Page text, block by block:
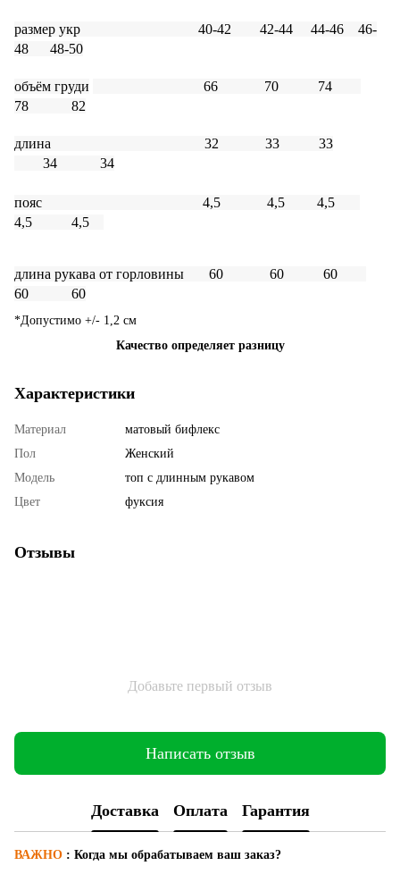
размер укр 40-42 42-44 44-46 46-
48 48-50
объём груди
66 70 74
78 82
длина 32 33 33
34 34
пояс 4,5 4,5 4,5
4,5 4,5
длина рукава от горловины 60 60 60
60 60
*Допустимо +/- 1,2 см
Качество определяет разницу
Характеристики
Материал
матовый бифлекс
Пол
Женский
Мoдель
топ с длинным рукавом
Цвет
фуксия
Отзывы
Добавьте первый отзыв
Написать отзыв
Доставка Оплата Гарантия
ВАЖНО : Когда мы обрабатываем ваш заказ?